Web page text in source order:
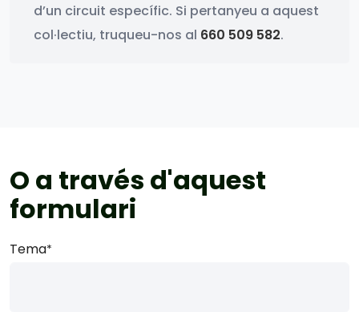
d’un circuit específic. Si pertanyeu a aquest
col·lectiu, truqueu-nos al 660 509 582.
O a través d'aquest
formulari
Tema*